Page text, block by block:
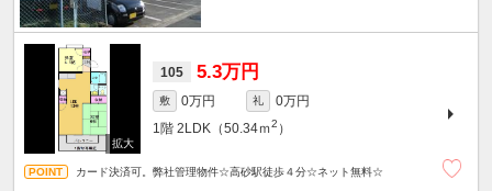
105 5.3万円
敷 0万円 礼
0万円
1階 2LDK（50.34ｍ2 ）
カード決済可。弊社管理物件☆高砂駅徒歩４分☆ネット無料☆